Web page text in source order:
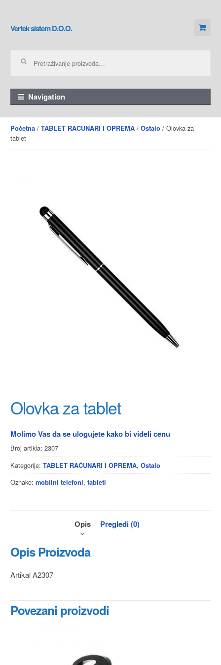
Skip to navigation
Skip to content
Vertek sistem D.O.O.
Navigation
Početna/ TABLET RAČUNARI I OPREMA/ Ostalo/ Olovka za
tablet
Olovka za tablet
Molimo Vas da se ulogujete kako bi videli cenu
Broj artikla: 2307
Kategorije: TABLET RAČUNARI I OPREMA, Ostalo
Oznake: mobilni telefoni, tableti
Opis Pregledi (0)
Opis Proizvoda
Artikal A2307
Povezani proizvodi